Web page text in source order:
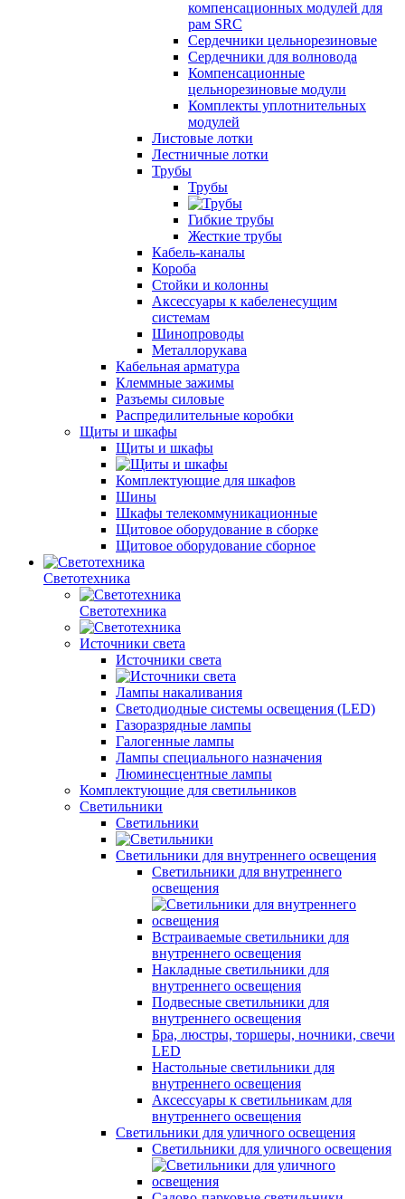
компенсационных модулей для
рам SRC
Сердечники цельнорезиновые
Сердечники для волновода
Компенсационные
цельнорезиновые модули
Комплекты уплотнительных
модулей
Листовые лотки
Лестничные лотки
Трубы
Трубы
Гибкие трубы
Жесткие трубы
Кабель-каналы
Короба
Стойки и колонны
Аксессуары к кабеленесущим
системам
Шинопроводы
Металлорукава
Кабельная арматура
Клеммные зажимы
Разъемы силовые
Распредилительные коробки
Щиты и шкафы
Щиты и шкафы
Комплектующие для шкафов
Шины
Шкафы телекоммуникационные
Щитовое оборудование в сборке
Щитовое оборудование сборное
Светотехника
Светотехника
Источники света
Источники света
Лампы накаливания
Светодиодные системы освещения (LED)
Газоразрядные лампы
Галогенные лампы
Лампы специального назначения
Люминесцентные лампы
Комплектующие для светильников
Светильники
Светильники
Светильники для внутреннего освещения
Светильники для внутреннего
освещения
Встраиваемые светильники для
внутреннего освещения
Накладные светильники для
внутреннего освещения
Подвесные светильники для
внутреннего освещения
Бра, люстры, торшеры, ночники, свечи
LED
Настольные светильники для
внутреннего освещения
Аксессуары к светильникам для
внутреннего освещения
Светильники для уличного освещения
Светильники для уличного освещения